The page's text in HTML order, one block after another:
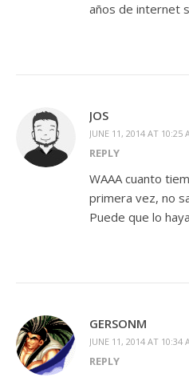
años de internet
JOS
JUNE 11, 2014 AT 10:25
REPLY
WAAA cuanto
primera vez, no
Puede que lo
GERSONM
JUNE 11, 2014 AT 10:34
REPLY